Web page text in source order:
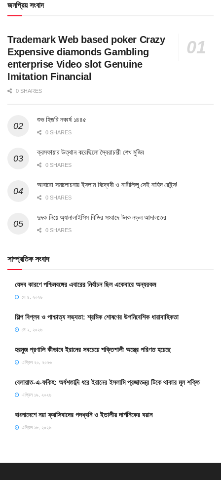
জনপ্রিয় সংবাদ
Trademark Web based poker Crazy
Expensive diamonds Gambling
enterprise Video slot Genuine
Imitation Financial
0 SHARES
শুভ হিজরি নববর্ষ ১৪৪৫
0 SHARES
ক্রসফায়ার উত্থান করেছিলো স্বৈরাচারী শেখ মুজিব
0 SHARES
আবারো সমালোচনায় ইসলাম বিদ্বেষী ও নারীলিপ্সু সেই নাহিদ রেইন্স!
0 SHARES
দুদক নিয়ে অ্যানালাইসিস বিডির সংবাদে টনক নড়ল আদালতের
0 SHARES
সাম্প্রতিক সংবাদ
যেসব কারণে পশ্চিমবঙ্গের এবারের নির্বাচন ছিল একেবারে অন্যরকম
মে ৪, ২০২৬
শিল্প বিপ্লব ও পাশ্চাত্য সভ্যতা: শ্রমিক শোষণের উপনিবেশিক ধারাবাহিকতা
মে ২, ২০২৬
হরমুজ প্রণালি কীভাবে ইরানের সবচেয়ে শক্তিশালী অস্ত্রে পরিণত হয়েছে
এপ্রিল ২০, ২০২৬
বেলায়াত-এ-ফকিহ: অর্ধশতাব্দি ধরে ইরানের ইসলামি প্রজাতন্ত্র টিকে থাকার মূল শক্তি
এপ্রিল ১৯, ২০২৬
বাংলাদেশে নয়া ফ্যাসিবাদের পদধ্বনি ও ইতালীয় দার্শনিকের বয়ান
এপ্রিল ১৮, ২০২৬